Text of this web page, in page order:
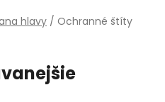
hlavy / Ochranné štíty